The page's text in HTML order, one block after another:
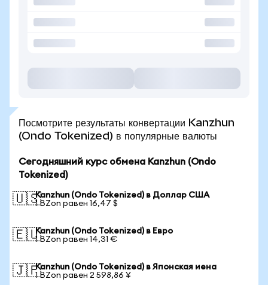
Посмотрите результаты конвертации Kanzhun
(Ondo Tokenized) в популярные валюты
Сегодняшний курс обмена Kanzhun (Ondo
Tokenized)
🇺🇸Kanzhun (Ondo Tokenized) в Доллар США
1 BZon равен 16,47 $
🇪🇺Kanzhun (Ondo Tokenized) в Евро
1 BZon равен 14,31 €
🇯🇵Kanzhun (Ondo Tokenized) в Японская иена
1 BZon равен 2 598,86 ¥